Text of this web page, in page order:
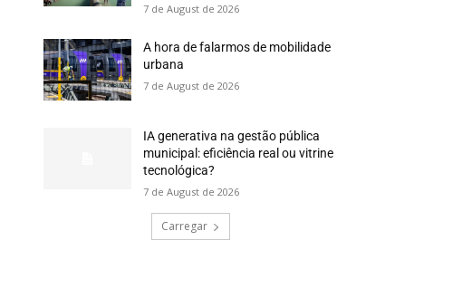
7 de August de 2026
A hora de falarmos de mobilidade
urbana
7 de August de 2026
IA generativa na gestão pública
municipal: eficiência real ou vitrine
tecnológica?
7 de August de 2026
Carregar